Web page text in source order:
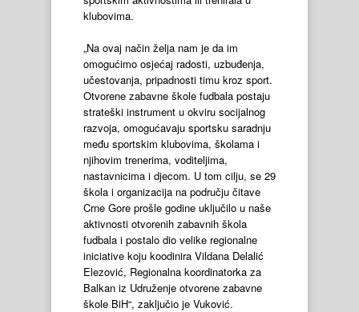
klubovima.
„Na ovaj način želja nam je da im
omogućimo osjećaj radosti, uzbuđenja,
učestovanja, pripadnosti timu kroz sport.
Otvorene zabavne škole fudbala postaju
strateški instrument u okviru socijalnog
razvoja, omogućavaju sportsku saradnju
među sportskim klubovima, školama i
njihovim trenerima, voditeljima,
nastavnicima i djecom. U tom cilju, se 29
škola i organizacija na području čitave
Crne Gore prošle godine uključilo u naše
aktivnosti otvorenih zabavnih škola
fudbala i postalo dio velike regionalne
iniciative koju koodinira Vildana Delalić
Elezović, Regionalna koordinatorka za
Balkan iz Udruženje otvorene zabavne
škole BiH“, zaključio je Vuković.